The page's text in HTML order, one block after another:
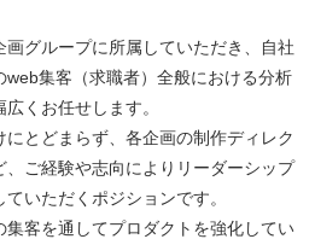
グループに所属していただき、自社
集客（求職者）全般における分析
くお任せします。
とどまらず、各企画の制作ディレク
ご経験や志向によりリーダーシップ
いただくポジションです。
客を通してプロダクトを強化してい